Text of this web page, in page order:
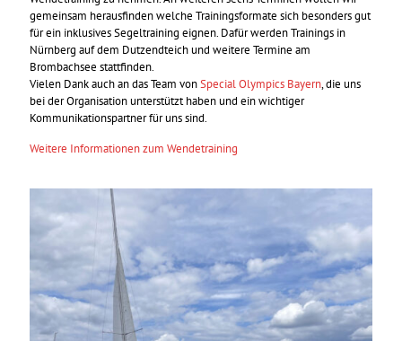
gemeinsam herausfinden welche Trainingsformate sich besonders gut
für ein inklusives Segeltraining eignen. Dafür werden Trainings in
Nürnberg auf dem Dutzendteich und weitere Termine am
Brombachsee stattfinden.
Vielen Dank auch an das Team vonSpecial Olympics Bayern, die uns
bei der Organisation unterstützt haben und ein wichtiger
Kommunikationspartner für uns sind.
Weitere Informationen zum Wendetraining